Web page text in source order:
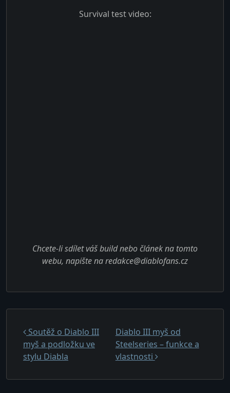
Survival test video:
Chcete-li sdílet váš build nebočlánekna tomto
webu, napište na redakce@diablofans.cz
Navigace pro příspěvek
Soutěž o Diablo III
myš a podložku ve
stylu Diabla
Diablo III myš od
Steelseries – funkce a
vlastnosti